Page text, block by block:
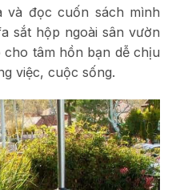
và đọc cuốn sách mình
sắt hộp ngoài sân vườn
tâm hồn bạn dễ chịu
việc, cuộc sống.